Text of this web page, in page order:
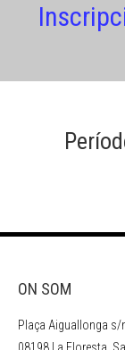
ON SOM
Plaça Aiguallonga s/